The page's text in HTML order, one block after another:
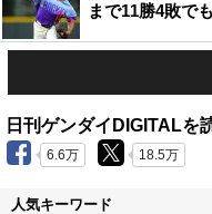
まで11勝4敗で
日刊ゲンダイDIGITALを
6.6万 18.5万
人気キーワード